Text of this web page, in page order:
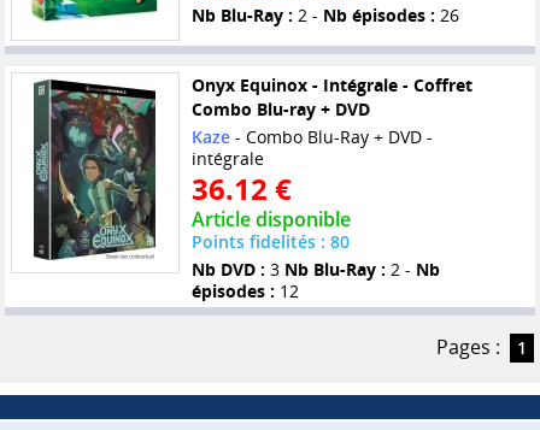
Nb Blu-Ray : 2 - Nb épisodes : 26
Onyx Equinox - Intégrale - Coffret
Combo Blu-ray + DVD
Kaze- Combo Blu-Ray + DVD -
intégrale
36.12 €
Article disponible
Points fidelités : 80
Nb DVD : 3 Nb Blu-Ray : 2 - Nb
épisodes : 12
Pages : 1